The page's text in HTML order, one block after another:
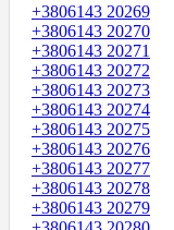
+3806143 20269
+3806143 20270
+3806143 20271
+3806143 20272
+3806143 20273
+3806143 20274
+3806143 20275
+3806143 20276
+3806143 20277
+3806143 20278
+3806143 20279